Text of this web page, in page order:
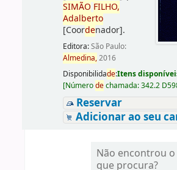
SIMÃO FILHO,
Adalberto
[Coordenador].
Editora:São Paulo:
Almedina,2016
Disponibilidade:Itens
[Númerodechamada:342.2
Reservar
Adicionar ao seu
Não encontrou o
que procura?